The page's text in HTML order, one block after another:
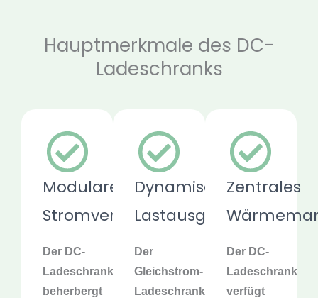
Hauptmerkmale des DC-
Ladeschranks
Modulare
Stromverteilung
Der DC-
Ladeschrank
beherbergt
Dynamischer
Lastausgleich
Der
Gleichstrom-
Ladeschrank
Zentrales
Der DC-
Ladeschrank
verfügt